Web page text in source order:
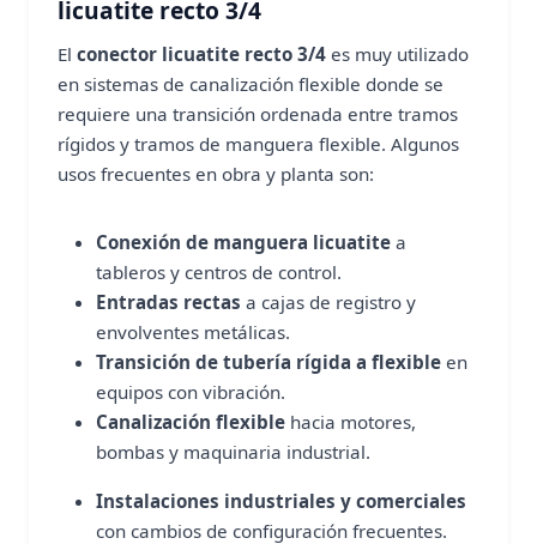
licuatite recto 3/4
El conector licuatite recto 3/4 es muy utilizado
en sistemas de canalización flexible donde se
requiere una transición ordenada entre tramos
rígidos y tramos de manguera flexible. Algunos
usos frecuentes en obra y planta son:
Conexión de manguera licuatite a
tableros y centros de control.
Entradas rectas a cajas de registro y
envolventes metálicas.
Transición de tubería rígida a flexible en
equipos con vibración.
Canalización flexible hacia motores,
bombas y maquinaria industrial.
Instalaciones industriales y comerciales
con cambios de configuración frecuentes.